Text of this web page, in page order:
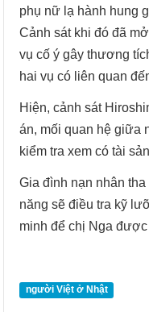
phụ nữ lạ hành hung
Cảnh sát khi đó đã
vụ cố ý gây thương
hai vụ có liên quan
Hiện, cảnh sát
án, mối quan hệ giữa
kiểm tra xem có tài
Gia đình nạn nhân
năng sẽ điều tra kỹ
minh để chị Nga
người Việt ở Nhật